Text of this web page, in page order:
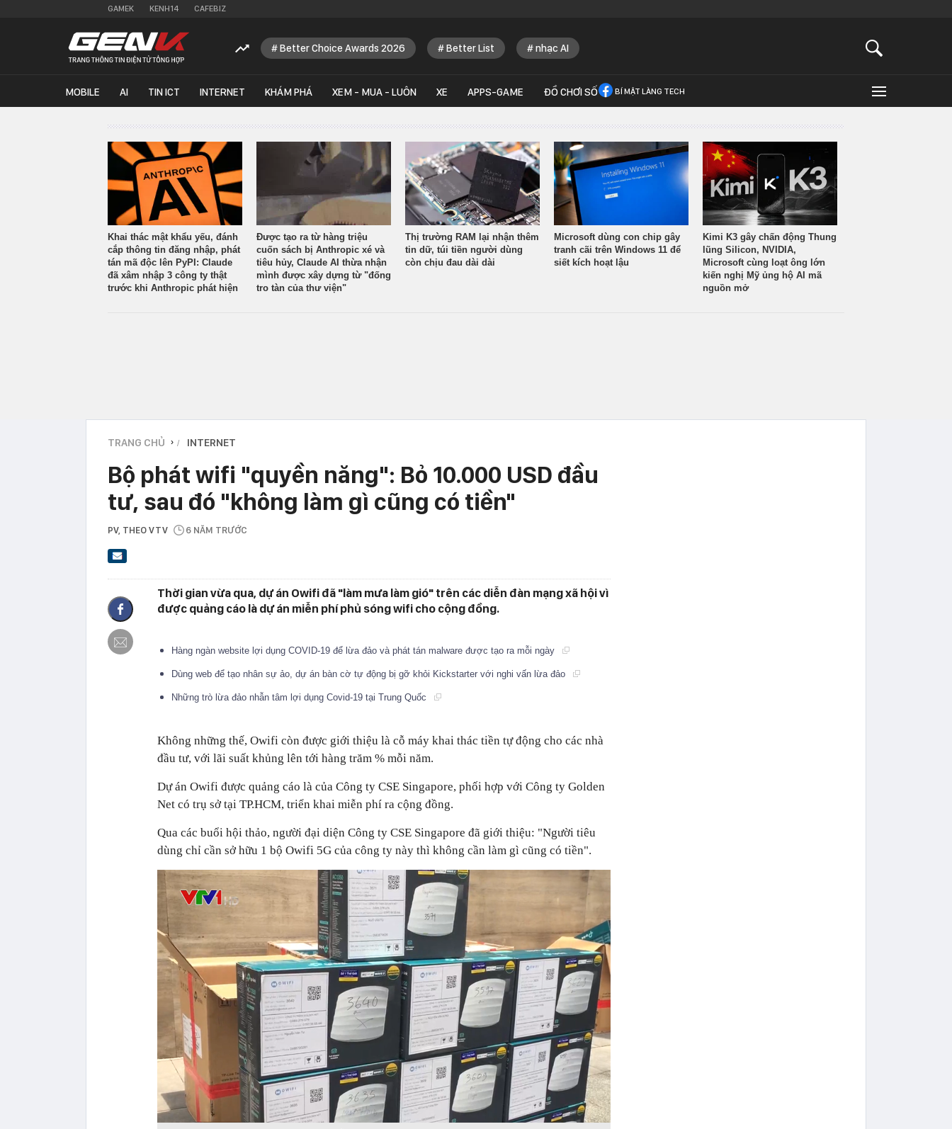
GAMEK KENH14 CAFEBIZ
Better Choice Awards 2026 Better List nhạc AI
MOBILE AI TIN ICT INTERNET KHÁM PHÁ XEM - MUA - LUÔN XE APPS-GAME ĐỒ CHƠI SỐ BÍ MẬT LÀNG TECH
Khai thác mật khẩu yếu, đánh
cắp thông tin đăng nhập, phát
tán mã độc lên PyPI: Claude
đã xâm nhập 3 công ty thật
trước khi Anthropic phát hiện
Được tạo ra từ hàng triệu
cuốn sách bị Anthropic xé và
tiêu hủy, Claude AI thừa nhận
mình được xây dựng từ "đống
tro tàn của thư viện"
Thị trường RAM lại nhận thêm
tin dữ, túi tiền người dùng
còn chịu đau dài dài
Microsoft dùng con chip gây
tranh cãi trên Windows 11 để
siết kích hoạt lậu
Kimi K3 gây chấn động Thung
lũng Silicon, NVIDIA,
Microsoft cùng loạt ông lớn
kiến nghị Mỹ ủng hộ AI mã
nguồn mở
TRANG CHỦ › INTERNET
Bộ phát wifi "quyền năng": Bỏ 10.000 USD đầu
tư, sau đó "không làm gì cũng có tiền"
PV, THEO VTV 6 NĂM TRƯỚC
Thời gian vừa qua, dự án Owifi đã "làm mưa làm gió" trên các diễn đàn mạng xã hội vì
được quảng cáo là dự án miễn phí phủ sóng wifi cho cộng đồng.
Hàng ngàn website lợi dụng COVID-19 để lừa đảo và phát tán malware được tạo ra mỗi ngày
Dùng web để tạo nhân sự ảo, dự án bàn cờ tự động bị gỡ khỏi Kickstarter với nghi vấn lừa đảo
Những trò lừa đảo nhẫn tâm lợi dụng Covid-19 tại Trung Quốc
Không những thế, Owifi còn được giới thiệu là cỗ máy khai thác tiền tự động cho các nhà
đầu tư, với lãi suất khủng lên tới hàng trăm % mỗi năm.
Dự án Owifi được quảng cáo là của Công ty CSE Singapore, phối hợp với Công ty Golden
Net có trụ sở tại TP.HCM, triển khai miễn phí ra cộng đồng.
Qua các buổi hội thảo, người đại diện Công ty CSE Singapore đã giới thiệu: "Người tiêu
dùng chỉ cần sở hữu 1 bộ Owifi 5G của công ty này thì không cần làm gì cũng có tiền".